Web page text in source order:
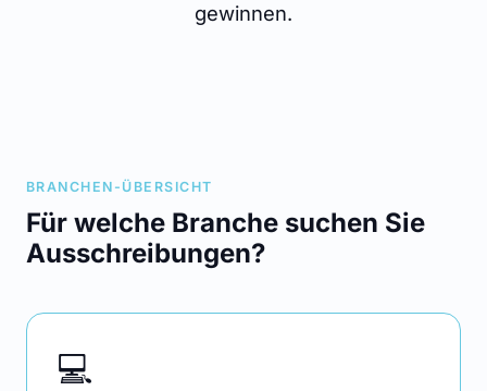
gewinnen.
BRANCHEN-ÜBERSICHT
Für welche Branche suchen Sie
Ausschreibungen?
💻